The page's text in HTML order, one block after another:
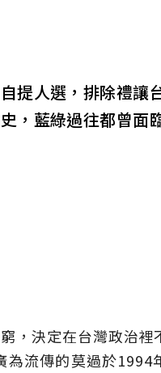
提人選，排除禮讓
，藍綠過往都曾面
，決定在台灣政治裡
流傳的莫過於1994